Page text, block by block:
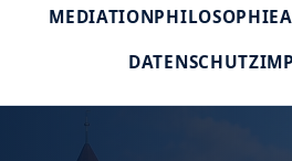
MEDIATIONPHILOSOPHIE
DATENSCHUTZ